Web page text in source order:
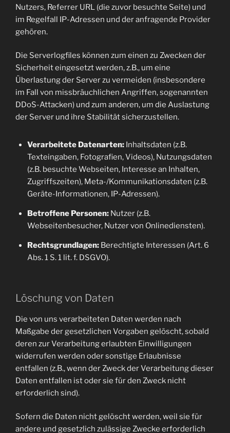
Nutzers, Referrer URL (die zuvor besuchte Seite) und
im Regelfall IP-Adressen und der anfragende Provider
gehören.
Die Serverlogfiles können zum einen zu Zwecken der
Sicherheit eingesetzt werden, z.B., um eine
Überlastung der Server zu vermeiden (insbesondere
im Fall von missbräuchlichen Angriffen, sogenannten
DDoS-Attacken) und zum anderen, um die Auslastung
der Server und ihre Stabilität sicherzustellen.
Verarbeitete Datenarten:Inhaltsdaten (z.B.
Texteingaben, Fotografien, Videos), Nutzungsdaten
(z.B. besuchte Webseiten, Interesse an Inhalten,
Zugriffszeiten), Meta-/Kommunikationsdaten (z.B.
Geräte-Informationen, IP-Adressen).
Betroffene Personen:Nutzer (z.B.
Webseitenbesucher, Nutzer von Onlinediensten).
Rechtsgrundlagen:Berechtigte Interessen (Art. 6
Abs. 1 S. 1 lit. f. DSGVO).
Löschung von Daten
Die von uns verarbeiteten Daten werden nach
Maßgabe der gesetzlichen Vorgaben gelöscht, sobald
deren zur Verarbeitung erlaubten Einwilligungen
widerrufen werden oder sonstige Erlaubnisse
entfallen (z.B., wenn der Zweck der Verarbeitung dieser
Daten entfallen ist oder sie für den Zweck nicht
erforderlich sind).
Sofern die Daten nicht gelöscht werden, weil sie für
andere und gesetzlich zulässige Zwecke erforderlich